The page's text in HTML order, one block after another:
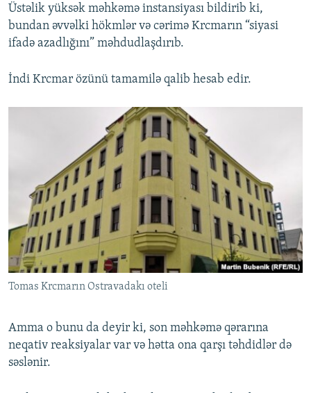
Üstəlik yüksək məhkəmə instansiyası bildirib ki,
bundan əvvəlki hökmlər və cərimə Krcmarın “siyasi
ifadə azadlığını” məhdudlaşdırıb.
İndi Krcmar özünü tamamilə qalib hesab edir.
Tomas Krcmarın Ostravadakı oteli
Amma o bunu da deyir ki, son məhkəmə qərarına
neqativ reaksiyalar var və hətta ona qarşı təhdidlər də
səslənir.